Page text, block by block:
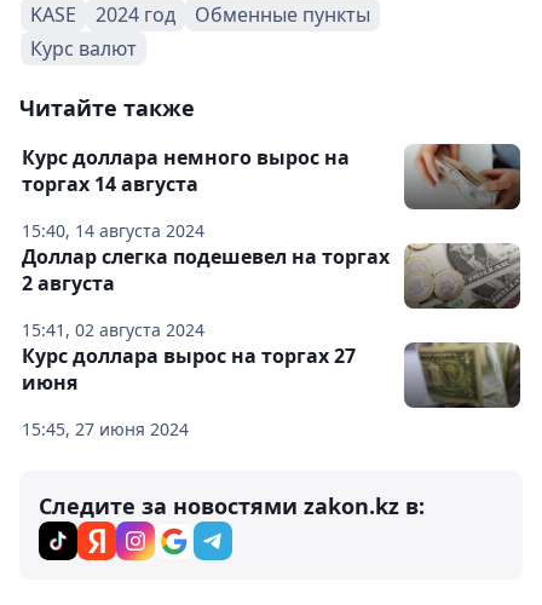
KASE 2024 год
Обменные пункты
Курс валют
Читайте также
15:40, 14 августа 2024
Курс доллара немного вырос на
торгах 14 августа
15:41, 02 августа 2024
Доллар слегка подешевел на торгах
2 августа
15:45, 27 июня 2024
Курс доллара вырос на торгах 27
июня
Следите за новостями zakon.kz в: